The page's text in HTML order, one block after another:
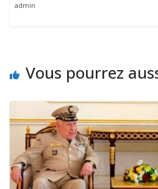
admin
Vous pourrez